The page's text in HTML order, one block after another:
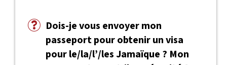
Dois-je vous envoyer mon
passeport pour obtenir un visa
pour le/la/l’/les Jamaïque ? Mon